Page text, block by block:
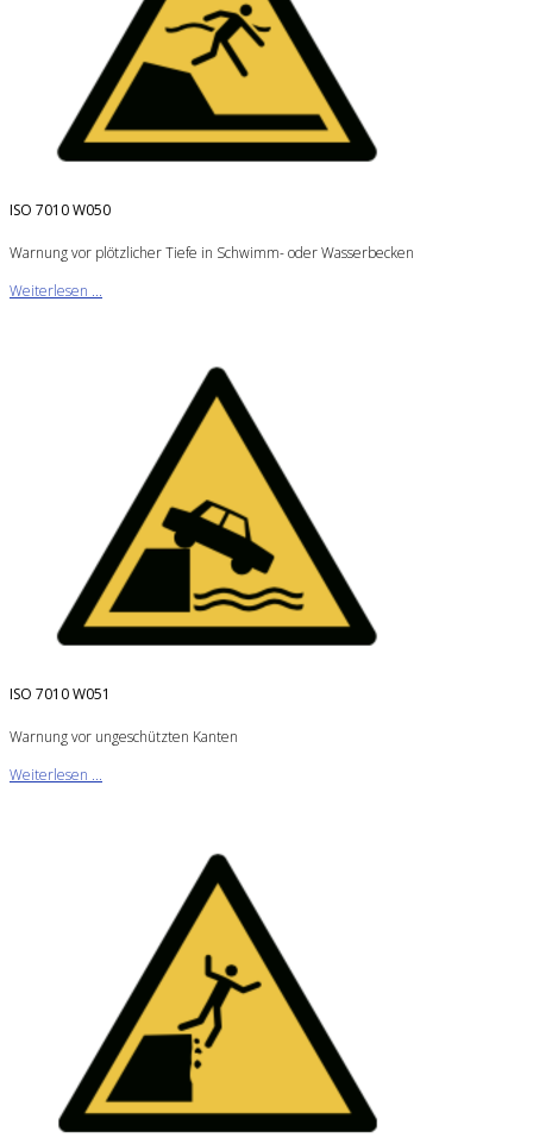
ISO 7010 W050
Warnung vor plötzlicher Tiefe in Schwimm- oder Wasserbecken
Weiterlesen ...
ISO 7010 W051
Warnung vor ungeschützten Kanten
Weiterlesen ...